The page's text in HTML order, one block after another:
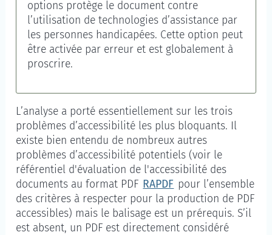
options protège le document contre
l’utilisation de technologies d’assistance par
les personnes handicapées. Cette option peut
être activée par erreur et est globalement à
proscrire.
L’analyse a porté essentiellement sur les trois
problèmes d’accessibilité les plus bloquants. Il
existe bien entendu de nombreux autres
problèmes d’accessibilité potentiels (voir le
référentiel d'évaluation de l'accessibilité des
documents au format PDF RAPDF pour l’ensemble
des critères à respecter pour la production de PDF
accessibles) mais le balisage est un prérequis. S’il
est absent, un PDF est directement considéré